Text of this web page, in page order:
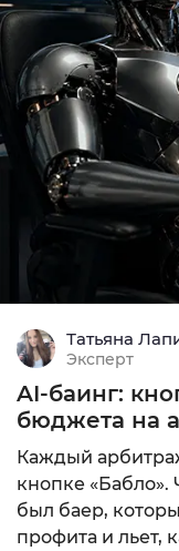
Татьяна
Эксперт
AI-баинг:
бюджета на
Каждый
кнопке «Бабло».
был баер,
профита и льет,